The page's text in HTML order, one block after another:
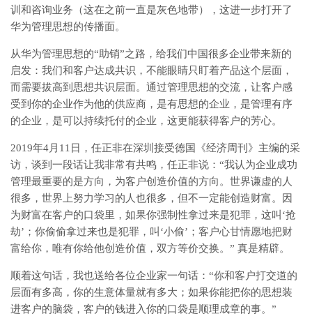
训和咨询业务（这在之前一直是灰色地带），这进一步打开了
华为管理思想的传播面。
从华为管理思想的“助销”之路，给我们中国很多企业带来新的
启发：我们和客户达成共识，不能眼睛只盯着产品这个层面，
而需要拔高到思想共识层面。通过管理思想的交流，让客户感
受到你的企业作为他的供应商，是有思想的企业，是管理有序
的企业，是可以持续托付的企业，这更能获得客户的芳心。
2019年4月11日，任正非在深圳接受德国《经济周刊》主编的采
访，谈到一段话让我非常有共鸣，任正非说：“我认为企业成功
管理最重要的是方向，为客户创造价值的方向。世界谦虚的人
很多，世界上努力学习的人也很多，但不一定能创造财富。因
为财富在客户的口袋里，如果你强制性拿过来是犯罪，这叫‘抢
劫’；你偷偷拿过来也是犯罪，叫‘小偷’；客户心甘情愿地把财
富给你，唯有你给他创造价值，双方等价交换。” 真是精辟。
顺着这句话，我也送给各位企业家一句话：“你和客户打交道的
层面有多高，你的生意体量就有多大；如果你能把你的思想装
进客户的脑袋，客户的钱进入你的口袋是顺理成章的事。”